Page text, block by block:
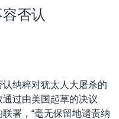
否认
纳粹对犹太人大屠杀的
过由美国起草的决议
署，“毫无保留地谴责纳